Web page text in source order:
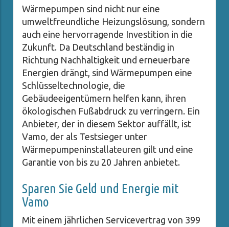
Wärmepumpen sind nicht nur eine
umweltfreundliche Heizungslösung, sondern
auch eine hervorragende Investition in die
Zukunft. Da Deutschland beständig in
Richtung Nachhaltigkeit und erneuerbare
Energien drängt, sind Wärmepumpen eine
Schlüsseltechnologie, die
Gebäudeeigentümern helfen kann, ihren
ökologischen Fußabdruck zu verringern. Ein
Anbieter, der in diesem Sektor auffällt, ist
Vamo, der als Testsieger unter
Wärmepumpeninstallateuren gilt und eine
Garantie von bis zu 20 Jahren anbietet.
Sparen Sie Geld und Energie mit
Vamo
Mit einem jährlichen Servicevertrag von 399